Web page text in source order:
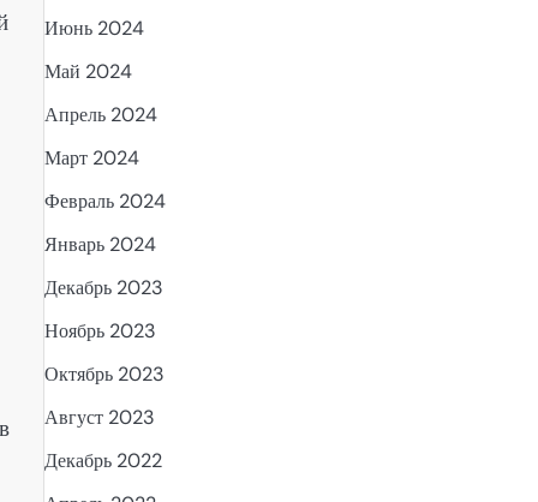
Июнь 2024
Май 2024
Апрель 2024
Март 2024
Февраль 2024
Январь 2024
Декабрь 2023
Ноябрь 2023
Октябрь 2023
Август 2023
Декабрь 2022